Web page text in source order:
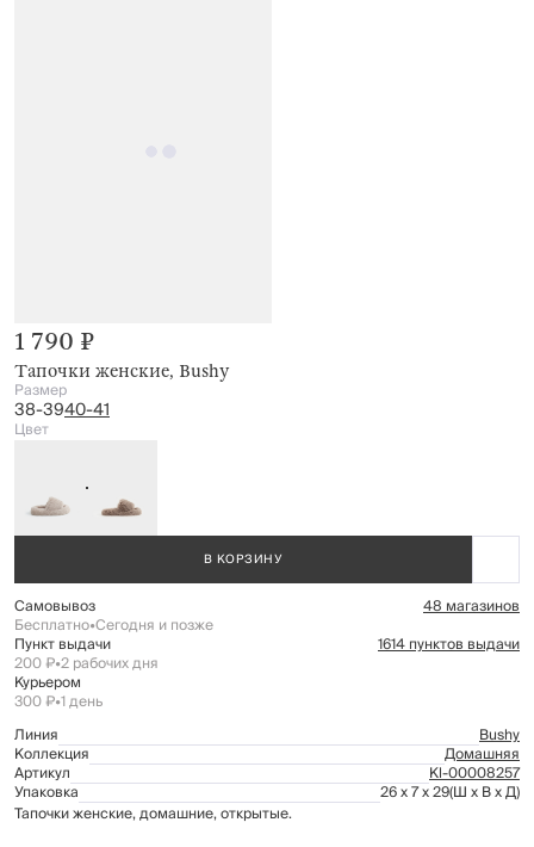
Тапочки женские, Bushy
1 790 ₽
Размер
38-3940-41
Цвет
В КОРЗИНУ
Самовывоз 48 магазинов
Бесплатно•Сегодня и позже
Пункт выдачи 1614 пунктов выдачи
200 ₽•2 рабочих дня
Курьером
300 ₽•1 день
Линия
Bushy
Коллекция Домашняя
Артикул Kl-00008257
Упаковка 26 x 7 x 29(Ш x В x Д)
Тапочки женские, домашние, открытые.